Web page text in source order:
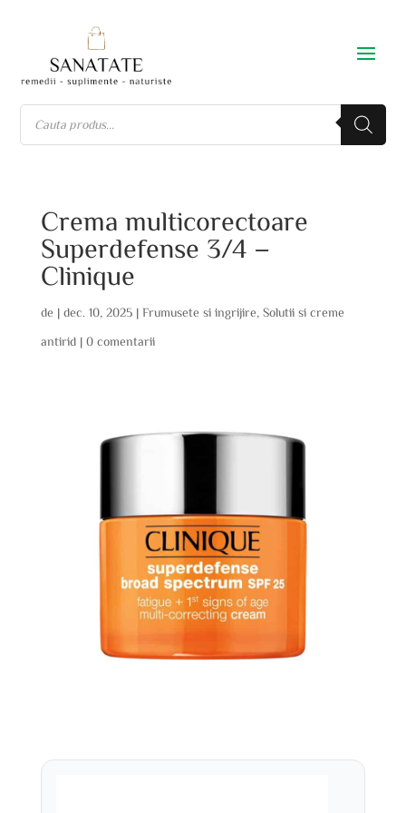
Crema multicorectoare
Superdefense 3/4 –
Clinique
de | dec. 10, 2025| Frumusete si ingrijire, Solutii si creme
antirid| 0 comentarii